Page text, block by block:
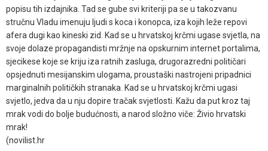
popisu tih izdajnika. Tad se gube svi kriteriji pa se u takozvanu
stručnu Vladu imenuju ljudi s koca i konopca, iza kojih leže repovi
afera dugi kao kineski zid. Kad se u hrvatskoj krčmi ugase svjetla, na
svoje dolaze propagandisti mržnje na opskurnim internet portalima,
sjecikese koje se kriju iza ratnih zasluga, drugorazredni političari
opsjednuti mesijanskim ulogama, proustaški nastrojeni pripadnici
marginalnih političkih stranaka. Kad se u hrvatskoj krčmi ugasi
svjetlo, jedva da u nju dopire tračak svjetlosti. Kažu da put kroz taj
mrak vodi do bolje budućnosti, a narod složno viče: Živio hrvatski
mrak!
(novilist.hr